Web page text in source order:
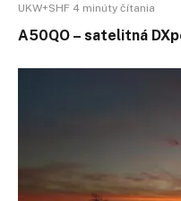
UKW+SHF 4 minúty čítania
A50QO – satelitná